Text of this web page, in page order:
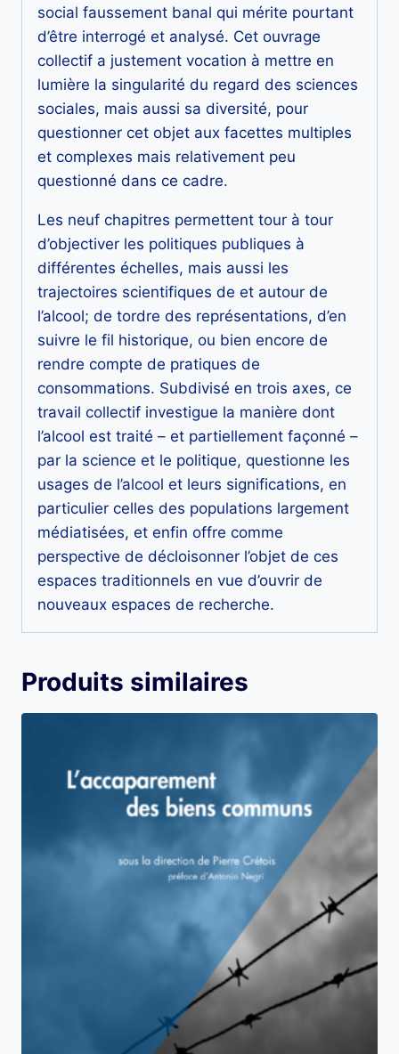
social faussement banal qui mérite pourtant
d’être interrogé et analysé. Cet ouvrage
collectif a justement vocation à mettre en
lumière la singularité du regard des sciences
sociales, mais aussi sa diversité, pour
questionner cet objet aux facettes multiples
et complexes mais relativement peu
questionné dans ce cadre.
Les neuf chapitres permettent tour à tour
d’objectiver les politiques publiques à
différentes échelles, mais aussi les
trajectoires scientifiques de et autour de
l’alcool; de tordre des représentations, d’en
suivre le fil historique, ou bien encore de
rendre compte de pratiques de
consommations. Subdivisé en trois axes, ce
travail collectif investigue la manière dont
l’alcool est traité – et partiellement façonné –
par la science et le politique, questionne les
usages de l’alcool et leurs significations, en
particulier celles des populations largement
médiatisées, et enfin offre comme
perspective de décloisonner l’objet de ces
espaces traditionnels en vue d’ouvrir de
nouveaux espaces de recherche.
Produits similaires